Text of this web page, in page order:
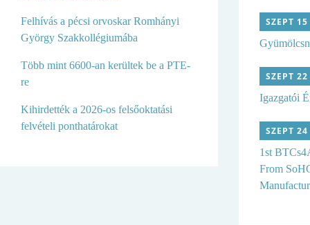
Felhívás a pécsi orvoskar Romhányi
György Szakkollégiumába
Több mint 6600-an kerültek be a PTE-
re
Kihirdették a 2026-os felsőoktatási
felvételi ponthatárokat
SZEPT 15
SZEPT 22
Igazgatói
SZEPT 24
1st
From